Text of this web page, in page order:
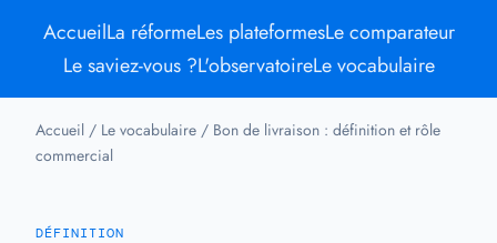
AccueilLa réformeLes plateformesLe comparateur
Le saviez-vous ?L'observatoireLe vocabulaire
Accueil / Le vocabulaire / Bon de livraison : définition et rôle
commercial
DÉFINITION